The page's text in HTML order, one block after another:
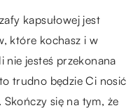
kapsułowej jest
które kochasz i w
nie jesteś przekonana
trudno będzie Ci nosić
Skończy się na tym, że